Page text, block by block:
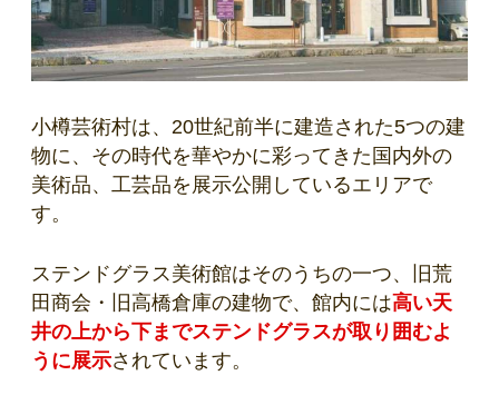
小樽芸術村は、20世紀前半に建造された5つの建
物に、その時代を華やかに彩ってきた国内外の
美術品、工芸品を展示公開しているエリアで
す。
ステンドグラス美術館はそのうちの一つ、旧荒
田商会・旧高橋倉庫の建物で、館内には高い天
井の上から下までステンドグラスが取り囲むよ
うに展示されています。